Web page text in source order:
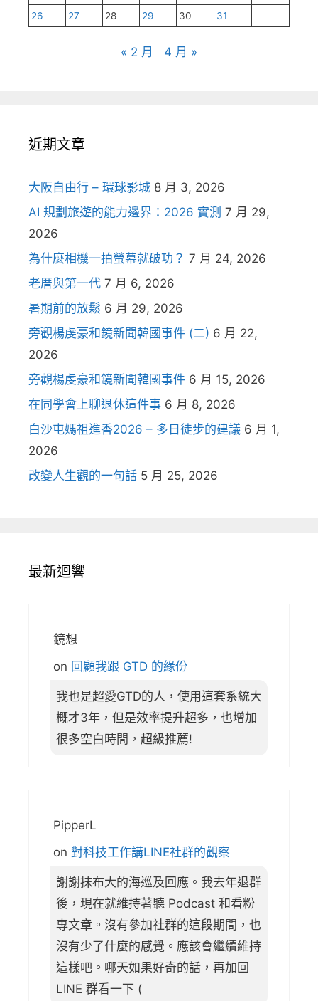
26
27 28 29 30 31
« 2 月 4 月 »
近期文章
大阪自由行 – 環球影城 8 月 3, 2026
AI 規劃旅遊的能力邊界：2026 實測 7 月 29,
2026
為什麼相機一拍螢幕就破功？ 7 月 24, 2026
老厝與第一代 7 月 6, 2026
暑期前的放鬆 6 月 29, 2026
旁觀楊虔豪和鏡新聞韓國事件 (二) 6 月 22,
2026
旁觀楊虔豪和鏡新聞韓國事件 6 月 15, 2026
在同學會上聊退休這件事 6 月 8, 2026
白沙屯媽祖進香2026 – 多日徒步的建議 6 月 1,
2026
改變人生觀的一句話 5 月 25, 2026
最新迴響
鏡想
on 回顧我跟 GTD 的緣份
我也是超愛GTD的人，使用這套系統大
概才3年，但是效率提升超多，也增加
很多空白時間，超級推薦!
PipperL
on 對科技工作講LINE社群的觀察
謝謝抹布大的海巡及回應。我去年退群
後，現在就維持著聽 Podcast 和看粉
專文章。沒有參加社群的這段期間，也
沒有少了什麼的感覺。應該會繼續維持
這樣吧。哪天如果好奇的話，再加回
LINE 群看一下 (